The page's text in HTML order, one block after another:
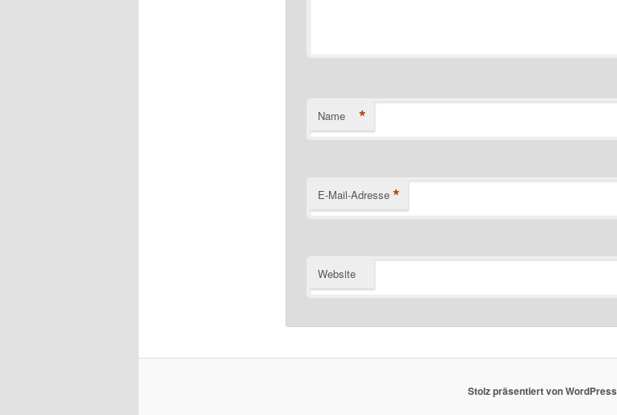
Name *
E-Mail-Adresse *
Website
Stolz präsentiert von WordPress